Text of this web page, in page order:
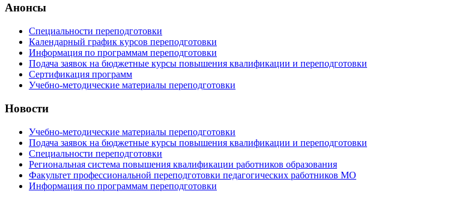
Анонсы
Специальности переподготовки
Календарный график курсов переподготовки
Информация по программам переподготовки
Подача заявок на бюджетные курсы повышения квалификации и переподготовки
Сертификация программ
Учебно-методические материалы переподготовки
Новости
Учебно-методические материалы переподготовки
Подача заявок на бюджетные курсы повышения квалификации и переподготовки
Специальности переподготовки
Региональная система повышения квалификации работников образования
Факультет профессиональной переподготовки педагогических работников МО
Информация по программам переподготовки